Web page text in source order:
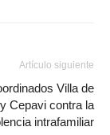
Artículo siguiente
Villa de
Cepavi contra la
intrafamiliar